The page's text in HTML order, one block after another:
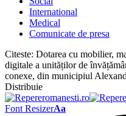
International
Medical
Comunicate de presa
Citeste: Dotarea cu mobilier,
digitale a unităților de
conexe, din municipiul
Distribuie
Font ResizerAa